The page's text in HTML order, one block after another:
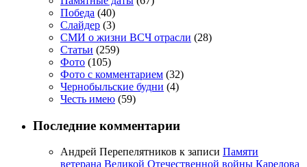
Победа (40)
Слайдер (3)
СМИ о жизни ВСЧ отрасли (28)
Статьи (259)
Фото (105)
Фото с комментарием (32)
Чернобыльские будни (4)
Честь имею (59)
Последние комментарии
Андрей Перепелятников к записи Памяти
ветерана Великой Отечественной войны Карелова